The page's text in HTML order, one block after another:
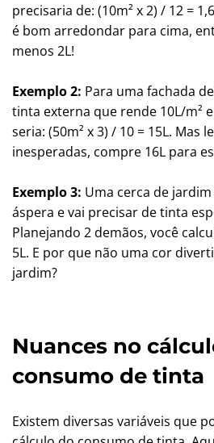
precisaria de: (10m² x 2) / 12 =
é bom arredondar para cima,
menos 2L!
Exemplo 2: Para uma fachada
tinta externa que rende 10L/m²
seria: (50m² x 3) / 10 = 15L. Mas
inesperadas, compre 16L para
Exemplo 3: Uma cerca de
áspera e vai precisar de tinta
Planejando 2 demãos, você
5L. E por que não uma cor
jardim?
Nuances no
consumo de tinta
Existem diversas variáveis que